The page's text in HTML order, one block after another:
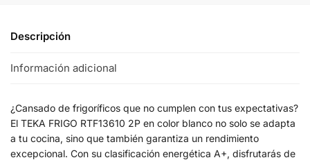
Descripción
Información adicional
¿Cansado de frigoríficos que no cumplen con tus expectativas?
El TEKA FRIGO RTF13610 2P en color blanco no solo se adapta
a tu cocina, sino que también garantiza un rendimiento
excepcional. Con su clasificación energética A+, disfrutarás de